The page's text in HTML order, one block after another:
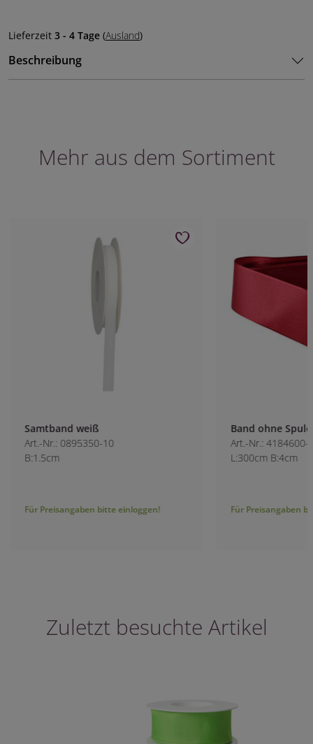
Lieferzeit 3 - 4 Tage (Ausland)
Beschreibung
Mehr aus dem Sortiment
Samtband weiß
Art.-Nr.: 0895350-10
B:1.5cm
Für Preisangaben bitte einloggen!
Band ohne
Art.-Nr.: 4184600-
L:300cm B:4cm
Für Preisangaben
Zuletzt besuchte Artikel